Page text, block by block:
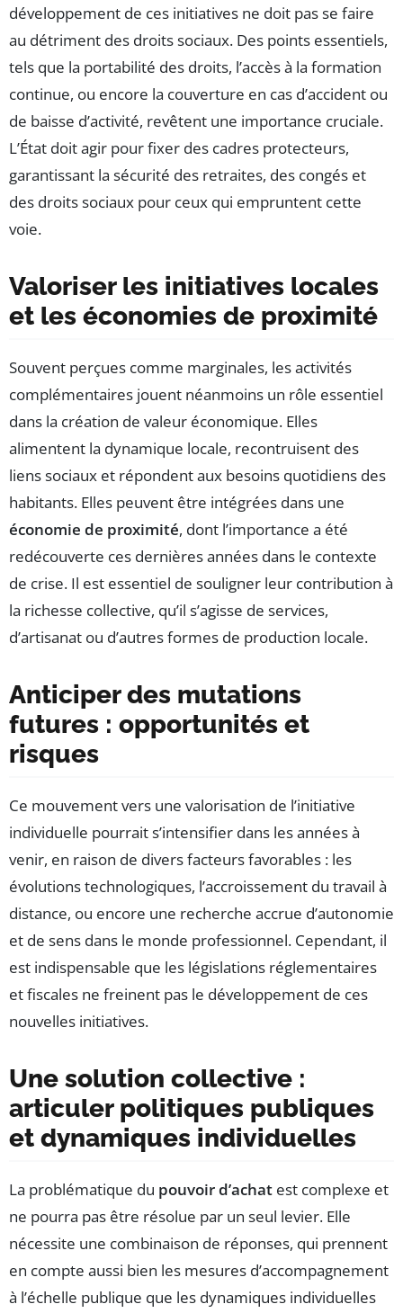
développement de ces initiatives ne doit pas se faire
au détriment des droits sociaux. Des points essentiels,
tels que la portabilité des droits, l’accès à la formation
continue, ou encore la couverture en cas d’accident ou
de baisse d’activité, revêtent une importance cruciale.
L’État doit agir pour fixer des cadres protecteurs,
garantissant la sécurité des retraites, des congés et
des droits sociaux pour ceux qui empruntent cette
voie.
Valoriser les initiatives locales
et les économies de proximité
Souvent perçues comme marginales, les activités
complémentaires jouent néanmoins un rôle essentiel
dans la création de valeur économique. Elles
alimentent la dynamique locale, recontruisent des
liens sociaux et répondent aux besoins quotidiens des
habitants. Elles peuvent être intégrées dans une
économie de proximité, dont l’importance a été
redécouverte ces dernières années dans le contexte
de crise. Il est essentiel de souligner leur contribution à
la richesse collective, qu’il s’agisse de services,
d’artisanat ou d’autres formes de production locale.
Anticiper des mutations
futures : opportunités et
risques
Ce mouvement vers une valorisation de l’initiative
individuelle pourrait s’intensifier dans les années à
venir, en raison de divers facteurs favorables : les
évolutions technologiques, l’accroissement du travail à
distance, ou encore une recherche accrue d’autonomie
et de sens dans le monde professionnel. Cependant, il
est indispensable que les législations réglementaires
et fiscales ne freinent pas le développement de ces
nouvelles initiatives.
Une solution collective :
articuler politiques publiques
et dynamiques individuelles
La problématique du pouvoir d’achat est complexe et
ne pourra pas être résolue par un seul levier. Elle
nécessite une combinaison de réponses, qui prennent
en compte aussi bien les mesures d’accompagnement
à l’échelle publique que les dynamiques individuelles